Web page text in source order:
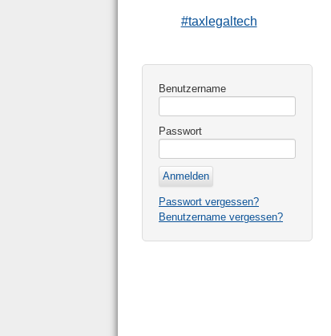
#taxlegaltech
Benutzername
Passwort
Passwort vergessen?
Benutzername vergessen?